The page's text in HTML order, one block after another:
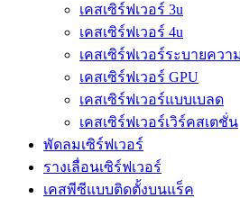
เคสเซิร์ฟเวอร์ 3u
เคสเซิร์ฟเวอร์ 4u
เคสเซิร์ฟเวอร์ระบายคว
เคสเซิร์ฟเวอร์ GPU
เคสเซิร์ฟเวอร์แบบเบลด
เคสเซิร์ฟเวอร์เวิร์คสเตชั่น
พัดลมเซิร์ฟเวอร์
รางเลื่อนเซิร์ฟเวอร์
เคสพีซีแบบติดตั้งบนแร็ค